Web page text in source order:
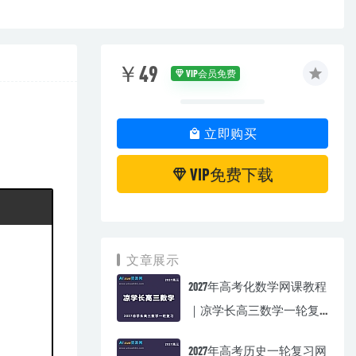
￥49 VIP会员免费
立即购买
VIP免费下载
文章展示
2027年高考化数学网课教程
｜凉学长高三数学一轮复
2027年高考历史一轮复习网